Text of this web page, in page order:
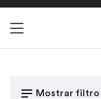
Mostrar filtro